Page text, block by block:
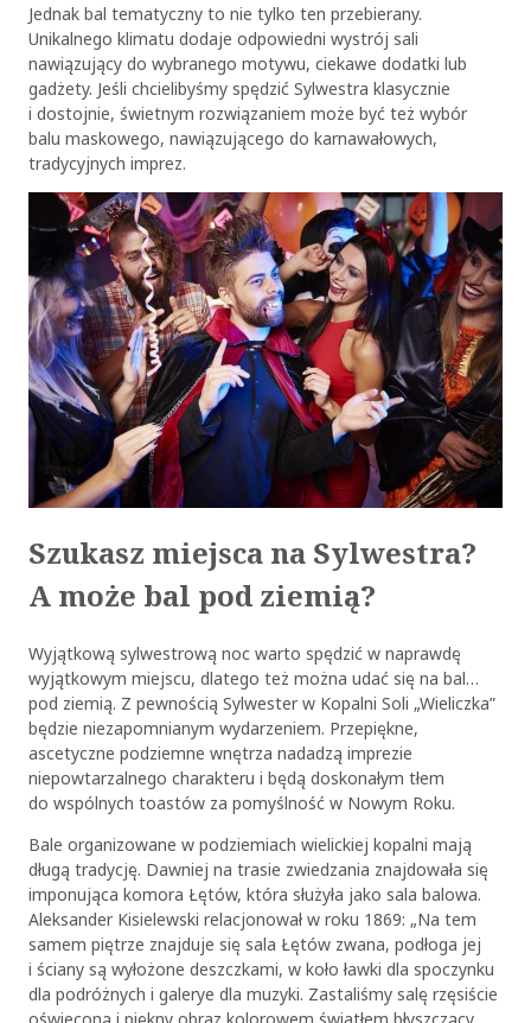
Jednak bal tematyczny to nie tylko ten przebierany.
Unikalnego klimatu dodaje odpowiedni wystrój sali
nawiązujący do wybranego motywu, ciekawe dodatki lub
gadżety. Jeśli chcielibyśmy spędzić Sylwestra klasycznie
i dostojnie, świetnym rozwiązaniem może być też wybór
balu maskowego, nawiązującego do karnawałowych,
tradycyjnych imprez.
Szukasz miejsca na Sylwestra?
A może bal pod ziemią?
Wyjątkową sylwestrową noc warto spędzić w naprawdę
wyjątkowym miejscu, dlatego też można udać się na bal…
pod ziemią. Z pewnością Sylwester w Kopalni Soli „Wieliczka”
będzie niezapomnianym wydarzeniem. Przepiękne,
ascetyczne podziemne wnętrza nadadzą imprezie
niepowtarzalnego charakteru i będą doskonałym tłem
do wspólnych toastów za pomyślność w Nowym Roku.
Bale organizowane w podziemiach wielickiej kopalni mają
długą tradycję. Dawniej na trasie zwiedzania znajdowała się
imponująca komora Łętów, która służyła jako sala balowa.
Aleksander Kisielewski relacjonował w roku 1869: „Na tem
samem piętrze znajduje się sala Łętów zwana, podłoga jej
i ściany są wyłożone deszczkami, w koło ławki dla spoczynku
dla podróżnych i galerye dla muzyki. Zastaliśmy salę rzęsiście